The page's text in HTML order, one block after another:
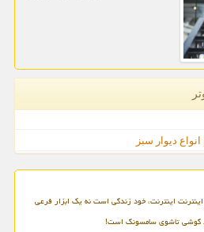
دیوار سبز
اینترنت، خود زندگی است نه یک ابزار فرعی
گوشی تاشوی سامسونگ است!